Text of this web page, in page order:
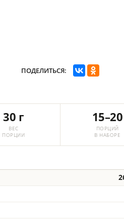
ПОДЕЛИТЬСЯ:
30 г
ВЕС
ПОРЦИИ
15–20
ПОРЦИЙ
В НАБОРЕ